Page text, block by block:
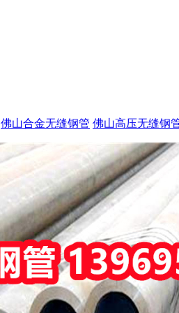
佛山合金无缝钢管 佛山高压无缝钢